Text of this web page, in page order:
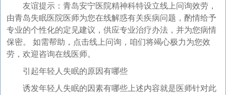
友谊提示：青岛安宁医院精神科特设立线上问询效劳，
由青岛失眠医院医师为您在线解惑有关疾病问题，酌情给予
专业的个性化的定见建议，供应专业治疗办法，并为您病情
保密。 如需帮助，点击线上问询，咱们将竭心极力为您效
劳，欢迎咨询在线医师。
引起年轻人失眠的原因有哪些
诱发年轻人失眠的因素有哪些上述内容就是医师针对此